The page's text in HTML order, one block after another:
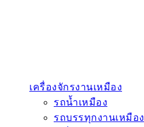
เครื่องจักรงานเหมือง
รถน้ำเหมือง
รถบรรทุกงานเหมือง